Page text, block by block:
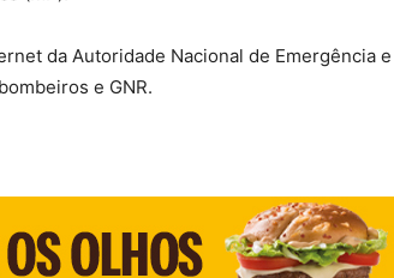
da Autoridade Nacional de Emergência
e GNR.